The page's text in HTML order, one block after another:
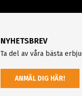
NYHETSBREV
Ta del av våra bästa
ANMÄL DIG HÄR!